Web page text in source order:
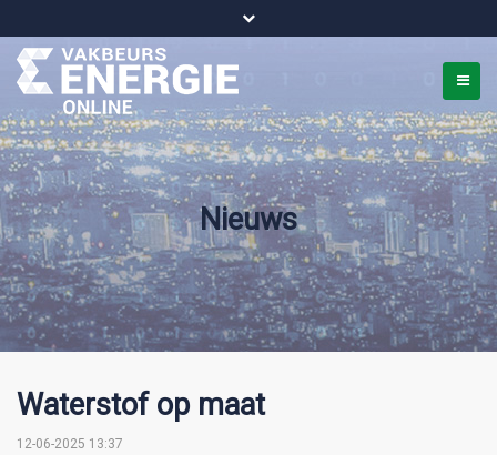
Bel ons voor info 0294 - 74 50 70
beurs@54events.nl
Nieuws
Waterstof op maat
12-06-2025 13:37